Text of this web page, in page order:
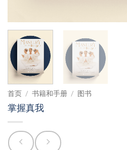
首页 / 书籍和手册 / 图书
掌握真我